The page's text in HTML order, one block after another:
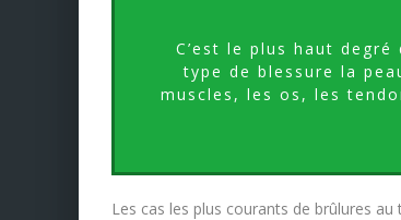
C’est le plus haut
type de blessure la
muscles, les os, les
Les cas les plus courants de brûlures